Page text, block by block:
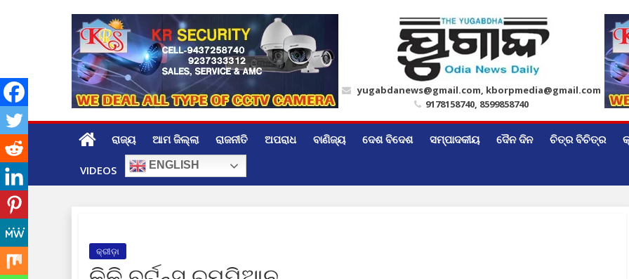
yugabdanews@gmail.com, kborpmedia@gmail.com
9178158740, 8599858740
ରାଜ୍ୟ ଆମ ଜିଲ୍ଲା ରାଜନୀତି ଅପରାଧ ବାଣିଜ୍ୟ ଦେଶ ବିଦେଶ ସମ୍ପାଦକୀୟ ଦୈନ ଦିନ ଚିତ୍ର ବିଚିତ୍ର
VIDEOS ENGLISH
କ୍ରୀଡ଼ା